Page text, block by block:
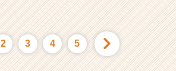
2 3 4 5